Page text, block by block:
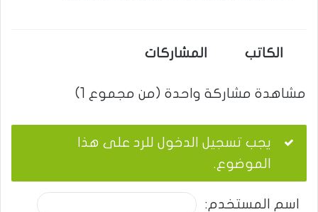
الكاتب المشاركات
مشاهدة مشاركة واحدة (من مجموع 1)
يجب تسجيل الدخول للرد على هذا
الموضوع.
اسم المستخدم: